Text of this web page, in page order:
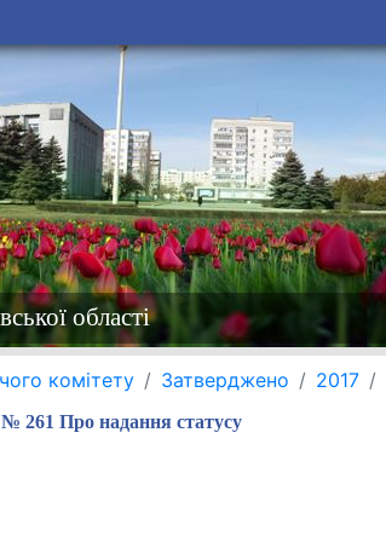
області
комітету Затверджено 2017
№ 261 Про надання статусу